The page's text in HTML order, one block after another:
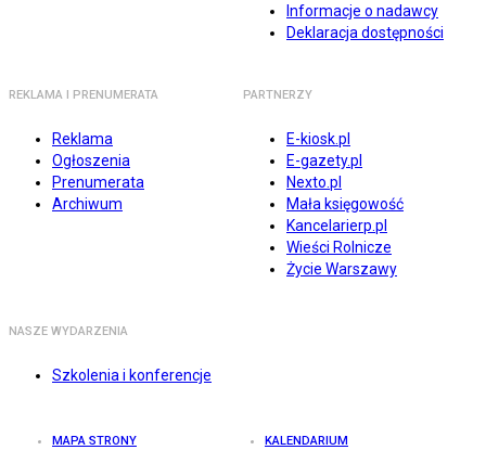
Informacje o nadawcy
Deklaracja dostępności
REKLAMA I PRENUMERATA
Reklama
Ogłoszenia
Prenumerata
Archiwum
PARTNERZY
E-kiosk.pl
E-gazety.pl
Nexto.pl
Mała księgowość
Kancelarierp.pl
Wieści Rolnicze
Życie Warszawy
NASZE WYDARZENIA
Szkolenia i konferencje
MAPA STRONY KALENDARIUM